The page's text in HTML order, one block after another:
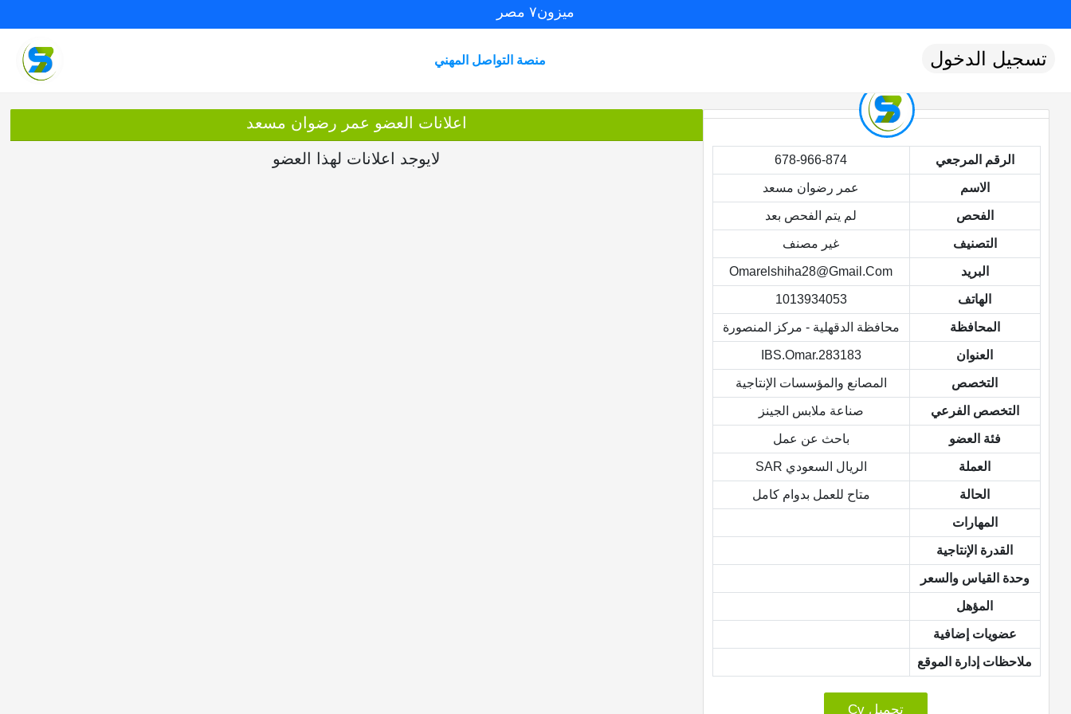
ميزون٧ مصر
منصة التواصل المهني تسجيل الدخول
الرقم المرجعي 678-966-874
الاسم عمر رضوان مسعد
الفحص لم يتم الفحص بعد
التصنيف غير مصنف
البريد Omarelshiha28@gmail.com
الهاتف 1013934053
المحافظة محافظة الدقهلية - مركز المنصورة
العنوان IBS.Omar.283183
التخصص المصانع والمؤسسات الإنتاجية
التخصص الفرعي صناعة ملابس الجينز
فئة العضو باحث عن عمل
العملة الريال السعودي SAR
الحالة متاح للعمل بدوام كامل
المهارات
القدرة الإنتاجية
وحدة القياس والسعر
المؤهل
عضويات إضافية
ملاحظات إدارة الموقع
تحميل Cv
اعلانات العضو عمر رضوان مسعد
لايوجد اعلانات لهذا العضو